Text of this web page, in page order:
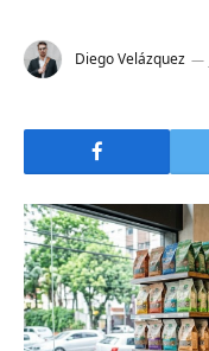
Diego Velázquez